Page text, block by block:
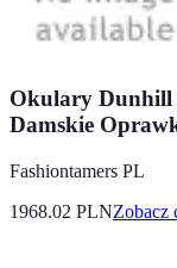
Okulary Dunhill
Damskie
Fashiontamers PL
1968.02 PLNZobacz